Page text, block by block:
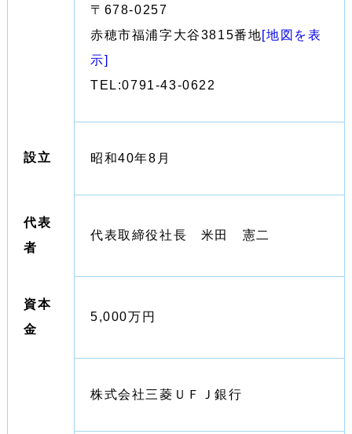
〒678-0257
赤穂市福浦字大谷3815番地[地図を表
示]
TEL:0791-43-0622
設立 昭和40年8月
代表
者
代表取締役社長 米田 憲二
資本
金
5,000万円
株式会社三菱ＵＦＪ銀行